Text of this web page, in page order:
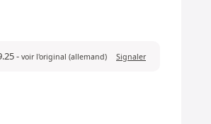
- voir l'original (allemand) Signaler